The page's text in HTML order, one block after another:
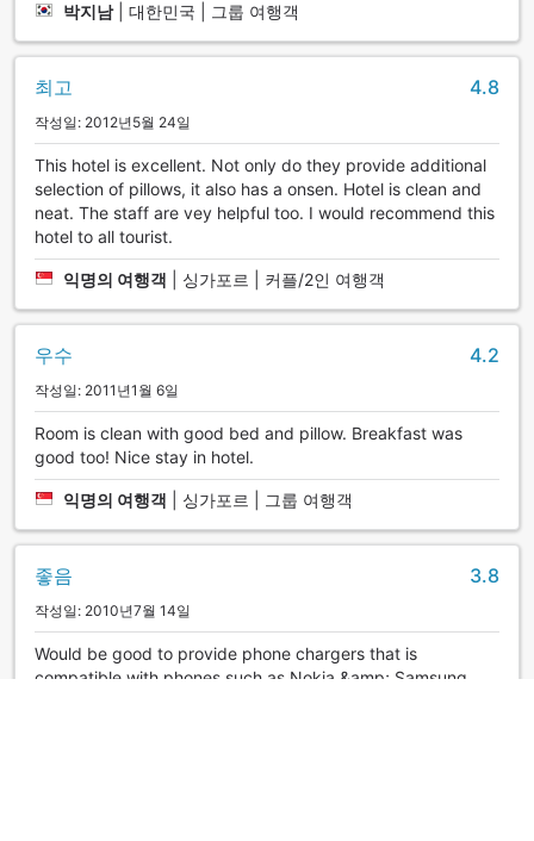
박지남| 대한민국 | 그룹 여행객
최고 4.8
작성일: 2012년5월 24일
This hotel is excellent. Not only do they provide additional
selection of pillows, it also has a onsen. Hotel is clean and
neat. The staff are vey helpful too. I would recommend this
hotel to all tourist.
익명의 여행객 싱가포르 | 커플/2인 여행객
우수 4.2
작성일: 2011년1월 6일
Room is clean with good bed and pillow. Breakfast was
good too! Nice stay in hotel.
익명의 여행객 싱가포르 | 그룹 여행객
좋음 3.8
작성일: 2010년7월 14일
Would be good to provide phone chargers that is
compatible with phones such as Nokia &amp; Samsung.